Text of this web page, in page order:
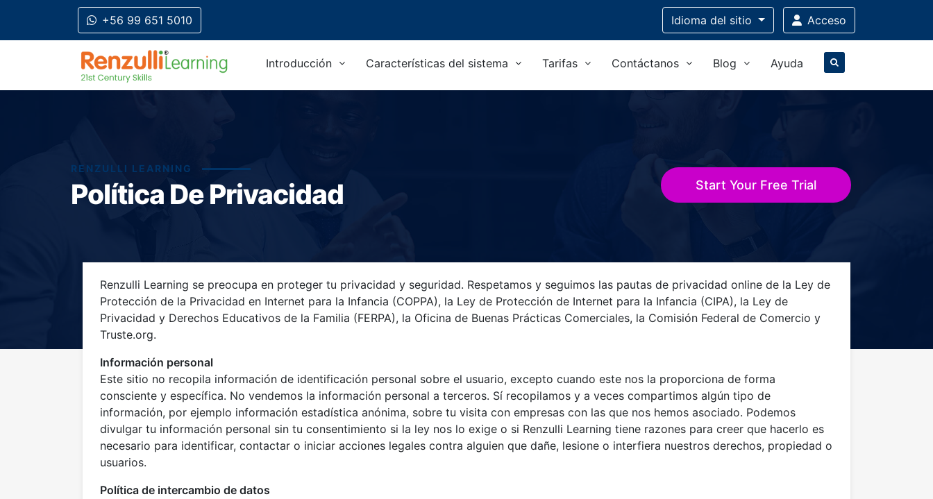
+56 99 651 5010 Idiomadel sitio Acceso
Introducción Características del sistema Tarifas Contáctanos Blog Ayuda
RENZULLI LEARNING
Política De Privacidad Start Your Free Trial
Title-
Title-
Renzulli Learning se preocupa en proteger tu privacidad y seguridad. Respetamos y seguimos las pautas de privacidad online de la Ley de
Protección de la Privacidad en Internet para la Infancia (COPPA), la Ley de Protección de Internet para la Infancia (CIPA), la Ley de
Privacidad y Derechos Educativos de la Familia (FERPA), la Oficina de Buenas Prácticas Comerciales, la Comisión Federal de Comercio y
Truste.org.
Información personal
Este sitio no recopila información de identificación personal sobre el usuario, excepto cuando este nos la proporciona de forma
consciente y específica. No vendemos la información personal a terceros. Sí recopilamos y a veces compartimos algún tipo de
información, por ejemplo información estadística anónima, sobre tu visita con empresas con las que nos hemos asociado. Podemos
divulgar tu información personal sin tu consentimiento si la ley nos lo exige o si Renzulli Learning tiene razones para creer que hacerlo es
necesario para identificar, contactar o iniciar acciones legales contra alguien que dañe, lesione o interfiera nuestros derechos, propiedad o
usuarios.
Política de intercambio de datos